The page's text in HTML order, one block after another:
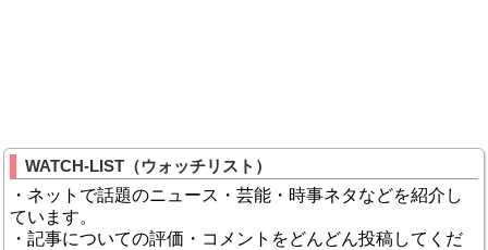
WATCH-LIST（ウォッチリスト）
・ネットで話題のニュース・芸能・時事ネタなどを紹介し
ています。
・記事についての評価・コメントをどんどん投稿してくだ